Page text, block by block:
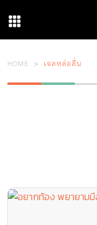
HOME เจลหล่อลื่น